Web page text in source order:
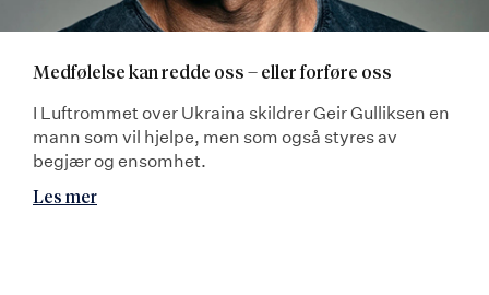
Medfølelse kan redde oss – eller forføre oss
I Luftrommet over Ukraina skildrer Geir Gulliksen en
mann som vil hjelpe, men som også styres av
begjær og ensomhet.
Les mer